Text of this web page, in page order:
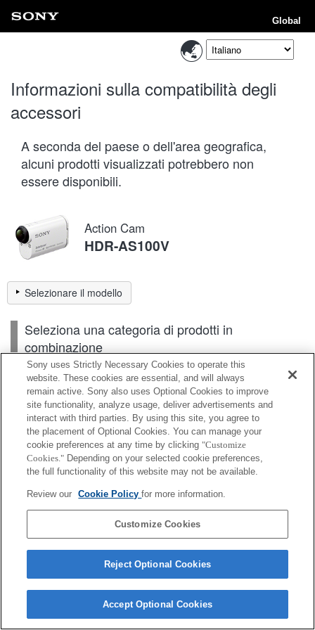
Global
Informazioni sulla compatibilità degli
accessori
A seconda del paese o dell'area geografica,
alcuni prodotti visualizzati potrebbero non
essere disponibili.
Action Cam
HDR-AS100V
Selezionare il modello
Seleziona una categoria di prodotti in
combinazione
Scheda di memoria
Alimentazione
Accessori
A seconda del paese o dell'area geografica, alcuni
prodotti visualizzati potrebbero non essere
Copyright 2026 Sony Corporation
Sony uses Strictly Necessary Cookies to operate this
website. These cookies are essential, and will always
remain active. Sony also uses Optional Cookies to improve
site functionality, analyze usage, deliver advertisements and
interact with third parties. By using this site, you agree to
the placement of Optional Cookies. You can manage your
cookie preferences at any time by clicking "Customize
Cookies." Depending on your selected cookie preferences,
the full functionality of this website may not be available.
Review our Cookie Policyfor more information.
Customize Cookies
Reject Optional Cookies
Accept Optional Cookies